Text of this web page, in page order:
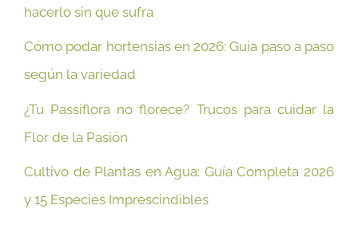
hacerlo sin que sufra
Cómo podar hortensias en 2026: Guía paso a paso
según la variedad
¿Tu Passiflora no florece? Trucos para cuidar la
Flor de la Pasión
Cultivo de Plantas en Agua: Guía Completa 2026
y 15 Especies Imprescindibles